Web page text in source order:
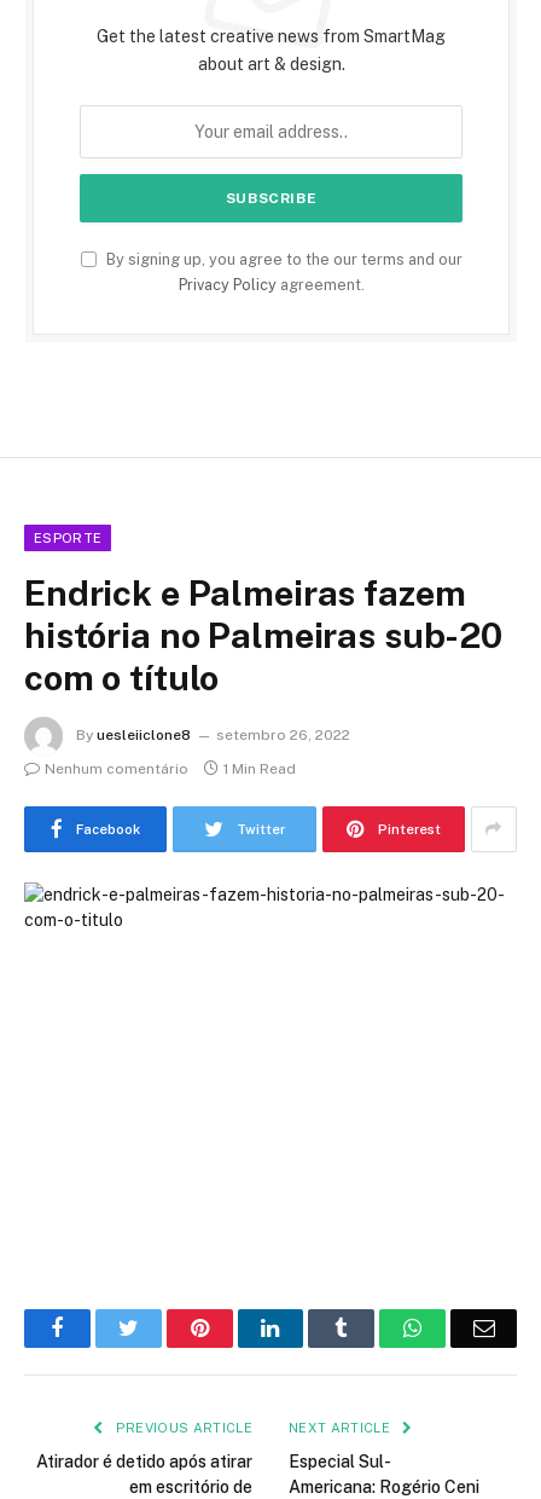
Get the latest creative news from SmartMag
about art & design.
By signing up, you agree to the our terms and our
Privacy Policyagreement.
ESPORTE
Endrick e Palmeiras fazem
história no Palmeiras sub-20
com o título
By uesleiiclone8
setembro 26, 2022
Nenhum comentário
1 Min Read
Facebook Twitter Pinterest
FacebookTwitter PinterestLinkedIn Tumblr WhatsApp
PREVIOUS ARTICLE
Atirador é detido após atirar
em escritório de
NEXT ARTICLE
Especial Sul-
Americana: Rogério Ceni